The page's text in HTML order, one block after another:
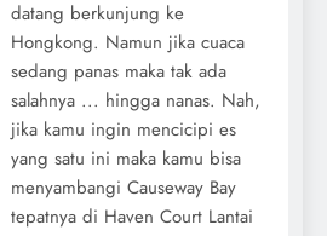
datang berkunjung ke
Hongkong. Namun jika cuaca
sedang panas maka tak ada
salahnya ... hingga nanas. Nah,
jika kamu ingin mencicipi es
yang satu ini maka kamu bisa
menyambangi Causeway Bay
tepatnya di Haven Court Lantai